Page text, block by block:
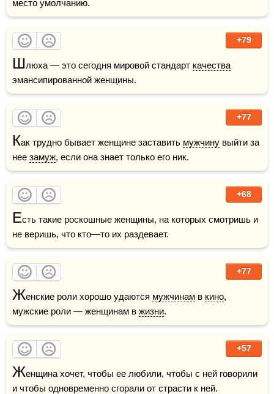
место умолчанию.
+79
Шлюха — это сегодня мировой стандарт качества
эмансипированной женщины.
+77
Как трудно бывает женщине заставить мужчину выйти за
нее замуж, если она знает только его ник.
+68
Есть такие роскошные женщины, на которых смотришь и
не веришь, что кто—то их раздевает.
+77
Женские роли хорошо удаются мужчинам в кино,
мужские роли — женщинам в жизни.
+57
Женщина хочет, чтобы ее любили, чтобы с ней говорили
и чтобы одновременно сгорали от страсти к ней.